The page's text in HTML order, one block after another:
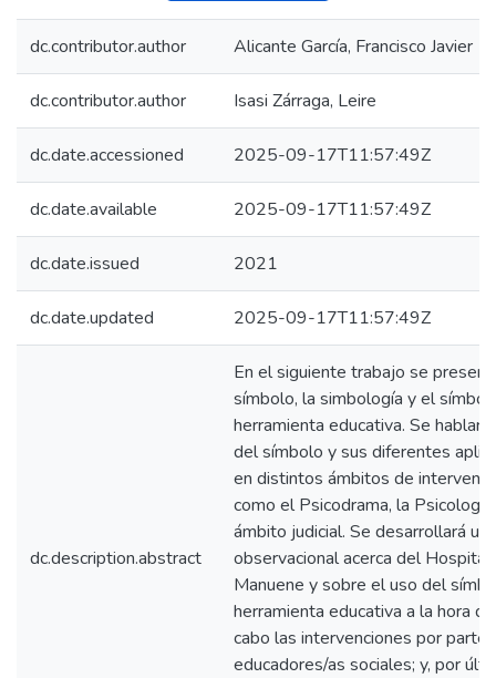
All of DSpace
Policies
dc.contributor.author Alicante García, Francisco Javier
dc.contributor.author Isasi Zárraga, Leire
dc.date.accessioned 2025-09-17T11:57:49Z
dc.date.available 2025-09-17T11:57:49Z
dc.date.issued 2021
dc.date.updated 2025-09-17T11:57:49Z
dc.description.abstract
En el siguiente trabajo se
símbolo, la simbología y el
herramienta educativa. Se hablará
del símbolo y sus diferentes
en distintos ámbitos de
como el Psicodrama, la
ámbito judicial. Se desarrollará un
observacional acerca del Hospital
Manuene y sobre el uso del
herramienta educativa a la hora
cabo las intervenciones por parte
educadores/as sociales; y, por